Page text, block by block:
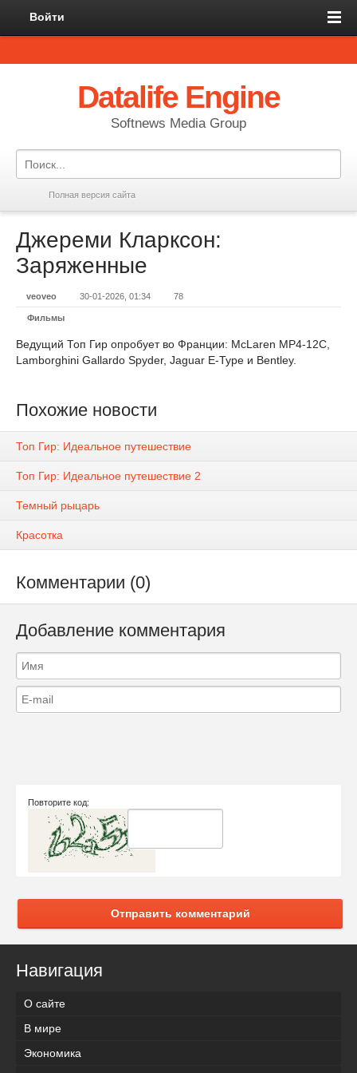
Войти
Datalife Engine
Softnews Media Group
Полная версия сайта
Джереми Кларксон:
Заряженные
veoveo 30-01-2026, 01:34 78
Фильмы
Ведущий Топ Гир опробует во Франции: McLaren MP4-12C,
Lamborghini Gallardo Spyder, Jaguar E-Type и Bentley.
Похожие новости
Топ Гир: Идеальное путешествие
Топ Гир: Идеальное путешествие 2
Темный рыцарь
Красотка
Комментарии (0)
Добавление комментария
Повторите код:
Отправить комментарий
Навигация
О сайте
В мире
Экономика